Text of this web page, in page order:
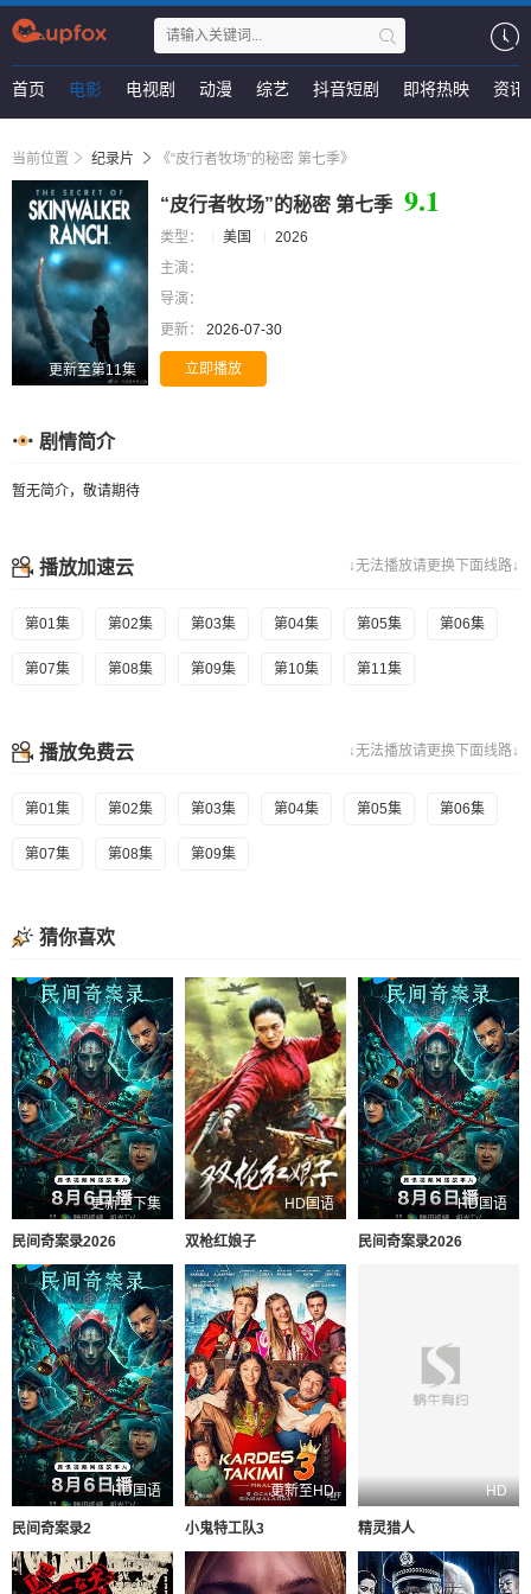
首页 电影 电视剧 动漫 综艺 抖音短剧 即将热映 资讯
当前位置 纪录片 《“皮行者牧场”的秘密 第七季》
更新至第11集
“皮行者牧场”的秘密 第七季 9.1
类型： 美国
2026
主演：
导演：
更新：
2026-07-30
立即播放
剧情简介
暂无简介，敬请期待
↓无法播放请更换下面线路↓
播放加速云
第01集 第02集 第03集 第04集 第05集 第06集
第07集 第08集 第09集 第10集 第11集
↓无法播放请更换下面线路↓
播放免费云
第01集 第02集 第03集 第04集 第05集 第06集
第07集 第08集 第09集
猜你喜欢
更新至下集
民间奇案录2026
HD国语
双枪红娘子
HD国语
民间奇案录2026
HD国语
民间奇案录2
更新至HD
小鬼特工队3
HD
精灵猎人